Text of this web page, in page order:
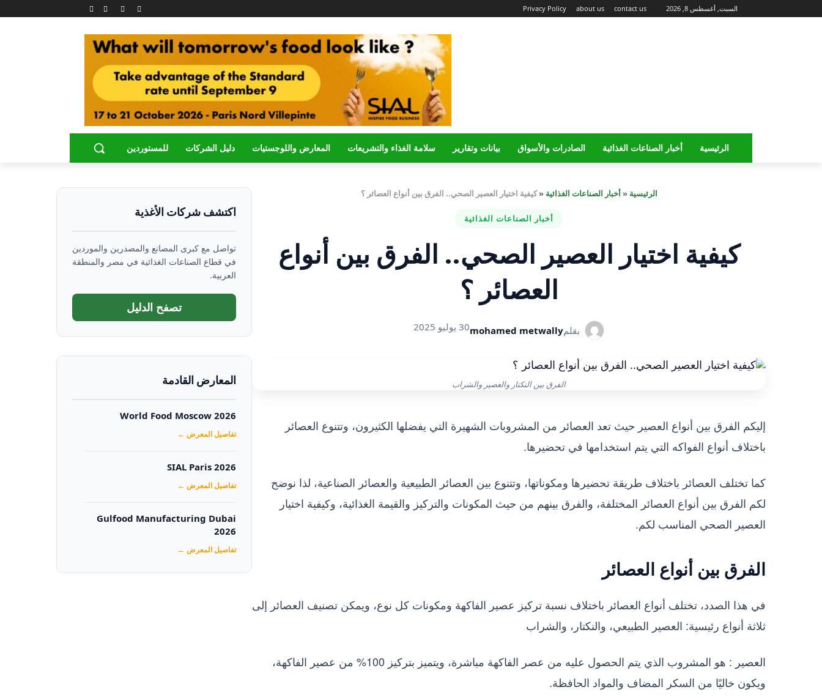
السبت, أغسطس 8, 2026 Privacy Policy about us contact us
الرئيسية أخبار الصناعات الغذائية الصادرات والأسواق بيانات وتقارير سلامة الغذاء والتشريعات المعارض واللوجستيات دليل الشركات للمستوردين
الرئيسية «أخبار الصناعات الغذائية «كيفية اختيار العصير الصحي.. الفرق بين أنواع العصائر ؟
أخبار الصناعات الغذائية
كيفية اختيار العصير الصحي.. الفرق بين أنواع
العصائر ؟
بقلمmohamed metwally30 يوليو 2025
الفرق بين النكتار والعصير والشراب
إليكم الفرق بين أنواع العصير حيث تعد العصائر من المشروبات الشهيرة التي يفضلها الكثيرون، وتتنوع العصائر
باختلاف أنواع الفواكه التي يتم استخدامها في تحضيرها.
كما تختلف العصائر باختلاف طريقة تحضيرها ومكوناتها، وتتنوع بين العصائر الطبيعية والعصائر الصناعية، لذا نوضح
لكم الفرق بين أنواع العصائر المختلفة، والفرق بينهم من حيث المكونات والتركيز والقيمة الغذائية، وكيفية اختيار
العصير الصحي المناسب لكم.
الفرق بين أنواع العصائر
في هذا الصدد، تختلف أنواع العصائر باختلاف نسبة تركيز عصير الفاكهة ومكونات كل نوع، ويمكن تصنيف العصائر إلى
ثلاثة أنواع رئيسية: العصير الطبيعي، والنكتار، والشراب
العصير : هو المشروب الذي يتم الحصول عليه من عصر الفاكهة مباشرة، ويتميز بتركيز 100% من عصير الفاكهة،
ويكون خاليًا من السكر المضاف والمواد الحافظة.
اكتشف شركات الأغذية
تواصل مع كبرى المصانع والمصدرين والموردين
في قطاع الصناعات الغذائية في مصر والمنطقة
العربية.
تصفح الدليل
المعارض القادمة
World Food Moscow 2026
تفاصيل المعرض ←
SIAL Paris 2026
تفاصيل المعرض ←
Gulfood Manufacturing Dubai
2026‏
تفاصيل المعرض ←